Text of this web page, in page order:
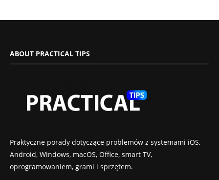
ABOUT PRACTICAL TIPS
Praktyczne porady dotyczące problemów z systemami iOS,
Android, Windows, macOS, Office, smart TV,
oprogramowaniem, grami i sprzętem.